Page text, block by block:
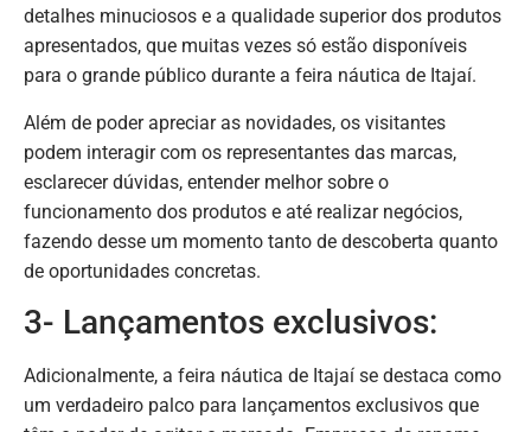
detalhes minuciosos e a qualidade superior dos produtos
apresentados, que muitas vezes só estão disponíveis
para o grande público durante a feira náutica de Itajaí.
Além de poder apreciar as novidades, os visitantes
podem interagir com os representantes das marcas,
esclarecer dúvidas, entender melhor sobre o
funcionamento dos produtos e até realizar negócios,
fazendo desse um momento tanto de descoberta quanto
de oportunidades concretas.
3- Lançamentos exclusivos:
Adicionalmente, a feira náutica de Itajaí se destaca como
um verdadeiro palco para lançamentos exclusivos que